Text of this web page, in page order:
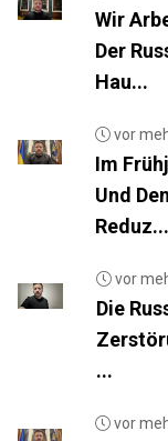
Wir
Der
Hau...
vor
Im
Und
Reduz...
vor
Die
...
vor